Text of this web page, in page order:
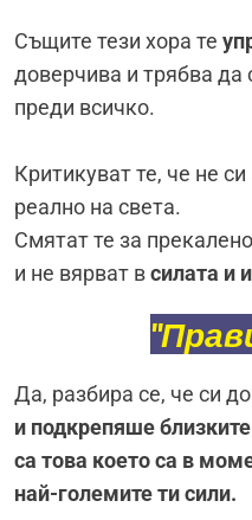
Същите тези хора те
доверчива и трябва да
преди всичко.
Критикуват те, че не
реално на света.
Смятат те за
и не вярват всилата и
Да, разбира се, че си
и подкрепяше
са това което са в
най-големите ти сили.